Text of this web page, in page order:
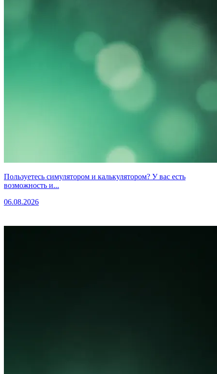
Пользуетесь симулятором и калькулятором? У вас есть
возможность и...
06.08.2026